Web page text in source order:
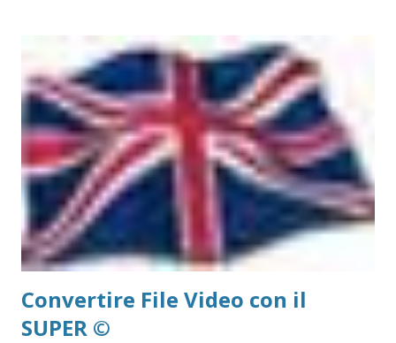
Web site ) la versione VirtualDUB 1.8.7 - Il taglia e cuci Il
taglia e cuci è quella tecnica dove preso il film nella sua
interezza, esso viene tagliato delle parti non ritenute
necessarie. Un classico esempio è quello della pulitura di un
Film dalla pubblicità (i PC oggi fanno anche da
Videoregistratori... in un altro post vederemo come) Da
dove iniziamo? Indubbiamente dal Download! - Download e
installa...
Convertire File Video con il
SUPER ©